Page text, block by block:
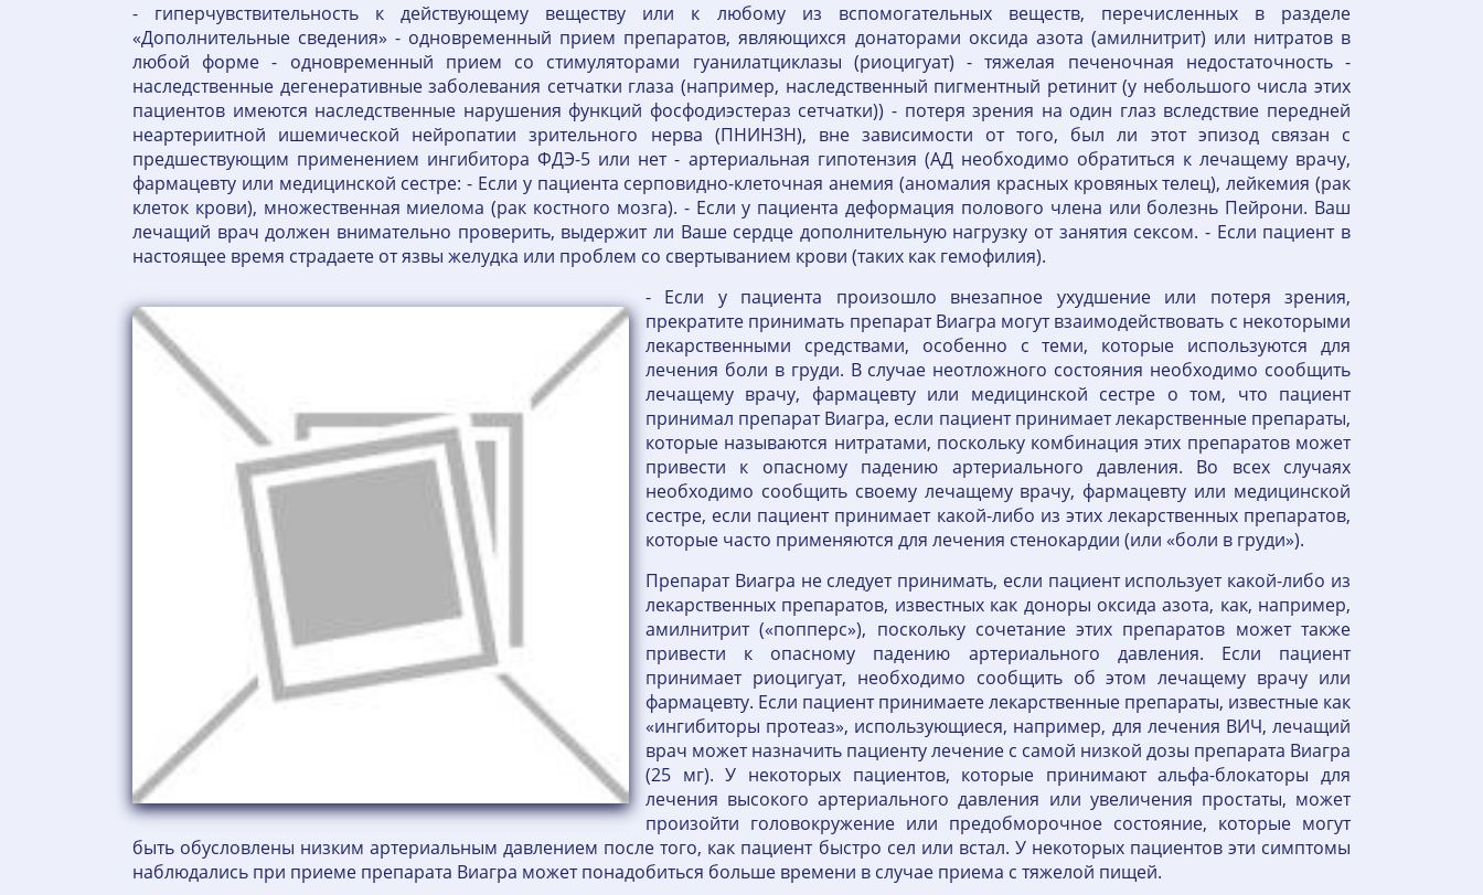
- гиперчувствительность к действующему веществу или к любому из вспомогательных веществ, перечисленных в разделе
«Дополнительные сведения» - одновременный прием препаратов, являющихся донаторами оксида азота (амилнитрит) или нитратов в
любой форме - одновременный прием со стимуляторами гуанилатциклазы (риоцигуат) - тяжелая печеночная недостаточность -
наследственные дегенеративные заболевания сетчатки глаза (например, наследственный пигментный ретинит (у небольшого числа этих
пациентов имеются наследственные нарушения функций фосфодиэстераз сетчатки)) - потеря зрения на один глаз вследствие передней
неартериитной ишемической нейропатии зрительного нерва (ПНИНЗН), вне зависимости от того, был ли этот эпизод связан с
предшествующим применением ингибитора ФДЭ-5 или нет - артериальная гипотензия (АД необходимо обратиться к лечащему врачу,
фармацевту или медицинской сестре: - Если у пациента серповидно-клеточная анемия (аномалия красных кровяных телец), лейкемия (рак
клеток крови), множественная миелома (рак костного мозга). - Если у пациента деформация полового члена или болезнь Пейрони. Ваш
лечащий врач должен внимательно проверить, выдержит ли Ваше сердце дополнительную нагрузку от занятия сексом. - Если пациент в
настоящее время страдаете от язвы желудка или проблем со свертыванием крови (таких как гемофилия).
- Если у пациента произошло внезапное ухудшение или потеря зрения,
прекратите принимать препарат Виагра могут взаимодействовать с некоторыми
лекарственными средствами, особенно с теми, которые используются для
лечения боли в груди. В случае неотложного состояния необходимо сообщить
лечащему врачу, фармацевту или медицинской сестре о том, что пациент
принимал препарат Виагра, если пациент принимает лекарственные препараты,
которые называются нитратами, поскольку комбинация этих препаратов может
привести к опасному падению артериального давления. Во всех случаях
необходимо сообщить своему лечащему врачу, фармацевту или медицинской
сестре, если пациент принимает какой-либо из этих лекарственных препаратов,
которые часто применяются для лечения стенокардии (или «боли в груди»).
Препарат Виагра не следует принимать, если пациент использует какой-либо из
лекарственных препаратов, известных как доноры оксида азота, как, например,
амилнитрит («попперс»), поскольку сочетание этих препаратов может также
привести к опасному падению артериального давления. Если пациент
принимает риоцигуат, необходимо сообщить об этом лечащему врачу или
фармацевту. Если пациент принимаете лекарственные препараты, известные как
«ингибиторы протеаз», использующиеся, например, для лечения ВИЧ, лечащий
врач может назначить пациенту лечение с самой низкой дозы препарата Виагра
(25 мг). У некоторых пациентов, которые принимают альфа-блокаторы для
лечения высокого артериального давления или увеличения простаты, может
произойти головокружение или предобморочное состояние, которые могут
быть обусловлены низким артериальным давлением после того, как пациент быстро сел или встал. У некоторых пациентов эти симптомы
наблюдались при приеме препарата Виагра может понадобиться больше времени в случае приема с тяжелой пищей.